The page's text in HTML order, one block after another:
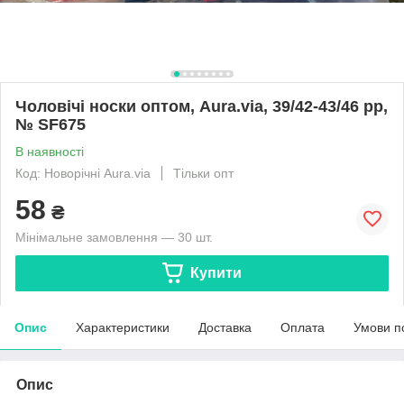
Чоловічі носки оптом, Aura.via, 39/42-43/46 pp,
№ SF675
В наявності
Код: Новорічні Aura.via
Тільки опт
58 ₴
Мінімальне замовлення — 30 шт.
Купити
Опис Характеристики Доставка Оплата Умови
Опис